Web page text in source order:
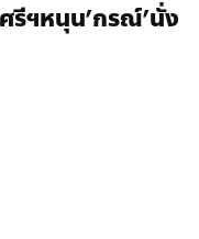
รีฯหนุน’กรณ์’นั่ง